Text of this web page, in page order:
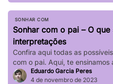
prevendo para seu signo no
SONHAR COM
Sonhar com o pai – O
interpretações
Confira aqui todas as
com o pai. Aqui, te
seu sonho!Eduardo Garcia Peres
4 de novembro de 2023